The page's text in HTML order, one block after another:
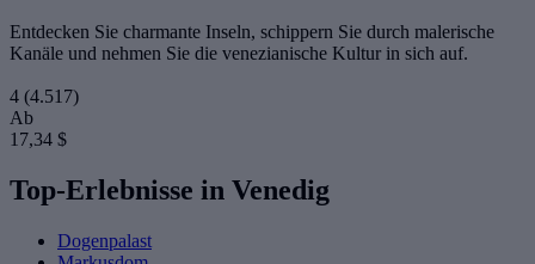
Entdecken Sie charmante Inseln, schippern Sie durch malerische
Kanäle und nehmen Sie die venezianische Kultur in sich auf.
4 (4.517)
Ab
17,34 $
Top-Erlebnisse in Venedig
Dogenpalast